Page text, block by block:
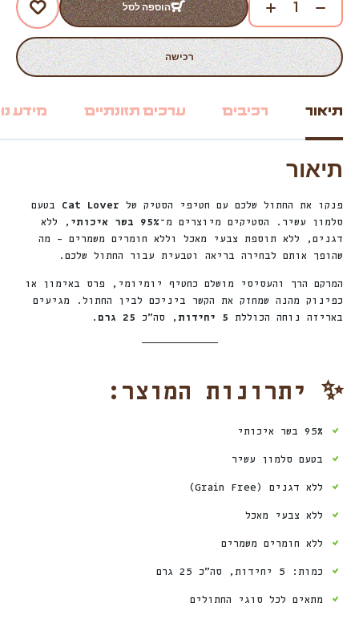
הוספה לסל
רכישה
תיאור רכיבים ערכים תזונתיים מידע
תיאור
פנקו את החתול שלכם עם חטיפי הסטיק של Cat Lover בטעם
סלמון עשיר. הסטיקים מיוצרים מ־ 95% בשר איכותי
, ללא
דגנים, ללא תוספת צבעי מאכל וללא חומרים משמרים – מה
שהופך אותם לבחירה בריאה וטבעית עבור החתול שלכם.
המרקם הרך והעסיסי מושלם כחטיף יומיומי, פרס באימון או
כפינוק מהנה שמחזק את הקשר ביניכם לבין החתול. מגיעים
באריזה נוחה הכוללת 5 יחידות , סה”כ 25 גרם .
✨ יתרונות המוצר:
95% בשר איכותי
בטעם סלמון עשיר
ללא דגנים (Grain Free)
ללא צבעי מאכל
ללא חומרים משמרים
כמות: 5 יחידות, סה”כ 25 גרם
מתאים לכל סוגי החתולים